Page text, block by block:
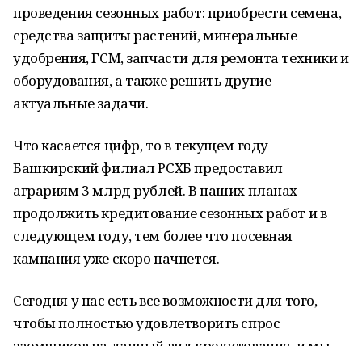
проведения сезонных работ: приобрести семена,
средства защиты растений, минеральные
удобрения, ГСМ, запчасти для ремонта техники и
оборудования, а также решить другие
актуальные задачи.
Что касается цифр, то в текущем году
Башкирский филиал РСХБ предоставил
аграриям 3 млрд рублей. В наших планах
продолжить кредитование сезонных работ и в
следующем году, тем более что посевная
кампания уже скоро начнется.
Сегодня у нас есть все возможности для того,
чтобы полностью удовлетворить спрос